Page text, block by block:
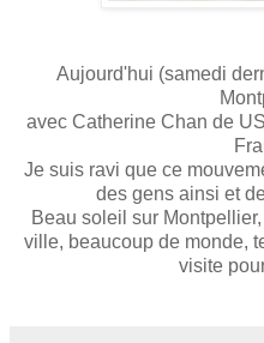
Aujourd'hui (samedi
avec Catherine Chan de
Je suis ravi que ce
des gens ainsi et
Beau soleil sur
ville, beaucoup de monde,
visite